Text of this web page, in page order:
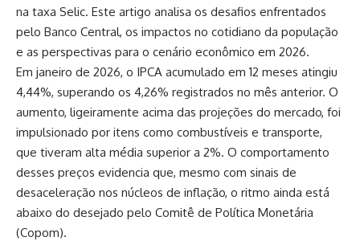
na taxa Selic. Este artigo analisa os desafios enfrentados
pelo Banco Central, os impactos no cotidiano da população
e as perspectivas para o cenário econômico em 2026.
Em janeiro de 2026, o IPCA acumulado em 12 meses atingiu
4,44%, superando os 4,26% registrados no mês anterior. O
aumento, ligeiramente acima das projeções do mercado, foi
impulsionado por itens como combustíveis e transporte,
que tiveram alta média superior a 2%. O comportamento
desses preços evidencia que, mesmo com sinais de
desaceleração nos núcleos de inflação, o ritmo ainda está
abaixo do desejado pelo Comitê de Política Monetária
(Copom).